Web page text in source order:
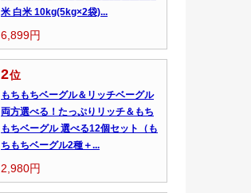
米 白米 10kg(5kg×2袋)...
6,899円
2位
もちもちベーグル＆リッチベーグル
両方選べる！たっぷりリッチ＆もち
もちベーグル 選べる12個セット（も
ちもちベーグル2種＋...
2,980円